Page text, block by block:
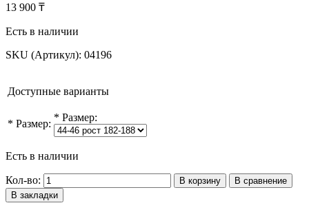
13 900 ₸
Есть в наличии
SKU (Артикул): 04196
Доступные варианты
* Размер:
* Размер:
Есть в наличии
Кол-во: В корзину
В сравнение
В закладки